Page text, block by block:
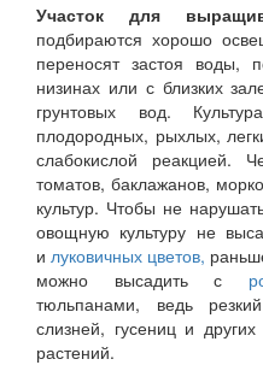
Участок для
подбираются хорошо
переносят застоя воды,
низинах или с близких
грунтовых вод.
плодородных, рыхлых,
слабокислой реакцией.
томатов, баклажанов,
культур. Чтобы не
овощную культуру не
и луковичных цветов,
можно высадить с
тюльпанами, ведь
слизней, гусениц и
растений.